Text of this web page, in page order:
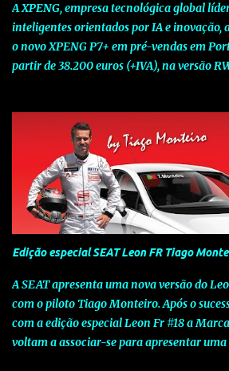
A XPENG, empresa tecnológica global
inteligentes orientados por IA e inovação,
o novo XPENG P7+ em pré-vendas em
partir de 38.200 euros (+IVA), na versão
num momento decisivo, em que a
mobilidade baseada na potência para a
inteligência. Concebido como um fastback
futuro e otimizado por Inteligência
P7+ combina uma arquitetura inteligente
de referência no segmento e grande
respondendo às exigências do quotidiano
compromisso de longo prazo da XPENG
elétrica centrada no utilizador. O novo
pela exclusividade do chip TURING AI,
de capacidade de computaç...
Edição especial SEAT Leon FR Tiago
A SEAT apresenta uma nova versão do
com o piloto Tiago Monteiro. Após o
com a edição especial Leon Fr #18 a
voltam a associar-se para apresentar uma